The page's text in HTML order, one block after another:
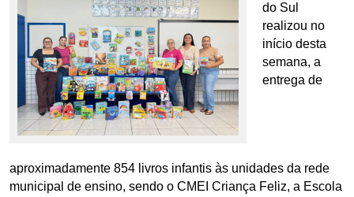
do Sul
realizou no
início desta
semana, a
entrega de
aproximadamente 854 livros infantis às unidades da rede
municipal de ensino, sendo o CMEI Criança Feliz, a Escola